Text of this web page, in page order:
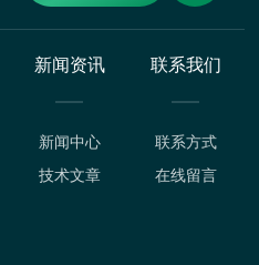
新闻资讯
新闻中心
技术文章
联系我们
联系方式
在线留言